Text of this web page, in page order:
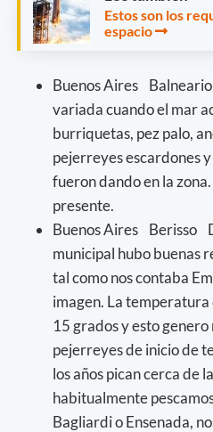
Estos son los
espacio
Buenos Aires
variada cuando el mar
burriquetas, pez palo,
pejerreyes escardones
fueron dando en la
presente.
Buenos Aires Berisso
municipal hubo buenas
tal como nos contaba
imagen. La temperatura
15 grados y esto
pejerreyes de inicio de
los años pican cerca de
habitualmente
Bagliardi o Ensenada,